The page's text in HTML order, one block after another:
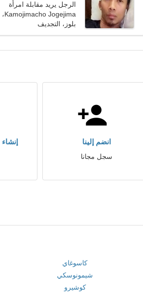
الرجل يريد مقابلة امرأة
Kamojimacho Jogejima، اليابان
بلوز، التجديف
انضم إلينا
سجل مجانا
كاسوغاي
شيمونوسكي
كوشيرو